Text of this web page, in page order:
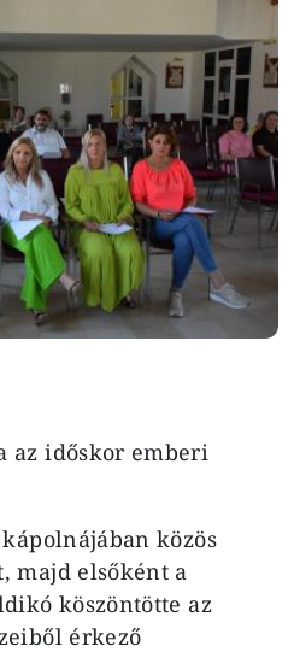
az időskor emberi
közös
majd elsőként a
köszöntötte az
érkező